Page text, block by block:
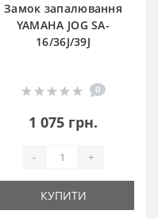
Замок запалювання
YAMAHA JOG SA-
16/36J/39J
0
1 075 грн.
- +
КУПИТИ